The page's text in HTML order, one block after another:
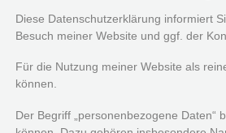
Diese Datenschutzerklärung informiert
Besuch meiner Website und ggf. der
Für die Nutzung meiner Website als
können.
Der Begriff „personenbezogene